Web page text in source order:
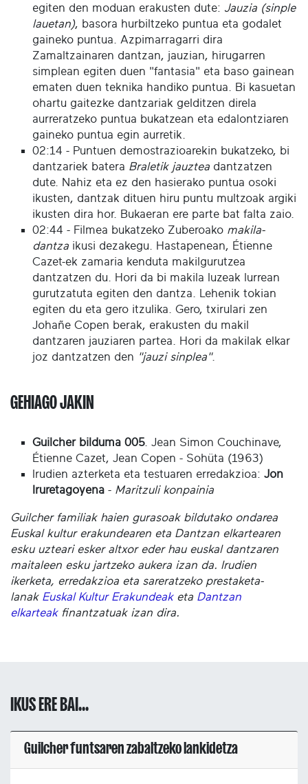
egiten den moduan erakusten dute: Jauzia (sinple
lauetan), basora hurbiltzeko puntua eta godalet
gaineko puntua. Azpimarragarri dira
Zamaltzainaren dantzan, jauzian, hirugarren
simplean egiten duen "fantasia" eta baso gainean
ematen duen teknika handiko puntua. Bi kasuetan
ohartu gaitezke dantzariak gelditzen direla
aurreratzeko puntua bukatzean eta edalontziaren
gaineko puntua egin aurretik.
02:14 - Puntuen demostrazioarekin bukatzeko, bi
dantzariek batera Braletik jauztea dantzatzen
dute. Nahiz eta ez den hasierako puntua osoki
ikusten, dantzak dituen hiru puntu multzoak argiki
ikusten dira hor. Bukaeran ere parte bat falta zaio.
02:44 - Filmea bukatzeko Zuberoako makila-
dantza ikusi dezakegu. Hastapenean, Étienne
Cazet-ek zamaria kenduta makilgurutzea
dantzatzen du. Hori da bi makila luzeak lurrean
gurutzatuta egiten den dantza. Lehenik tokian
egiten du eta gero itzulika. Gero, txirulari zen
Johañe Copen berak, erakusten du makil
dantzaren jauziaren partea. Hori da makilak elkar
joz dantzatzen den "jauzi sinplea".
GEHIAGO JAKIN
Guilcher bilduma 005. Jean Simon Couchinave,
Étienne Cazet, Jean Copen - Sohüta (1963)
Irudien azterketa eta testuaren erredakzioa: Jon
Iruretagoyena - Maritzuli konpainia
Guilcher familiak haien gurasoak bildutako ondarea
Euskal kultur erakundearen eta Dantzan elkartearen
esku uzteari esker altxor eder hau euskal dantzaren
maitaleen esku jartzeko aukera izan da. Irudien
ikerketa, erredakzioa eta sareratzeko prestaketa-
lanak Euskal Kultur Erakundeaketa Dantzan
elkarteakfinantzatuak izan dira.
IKUS ERE BAI...
Guilcher funtsaren zabaltzeko lankidetza